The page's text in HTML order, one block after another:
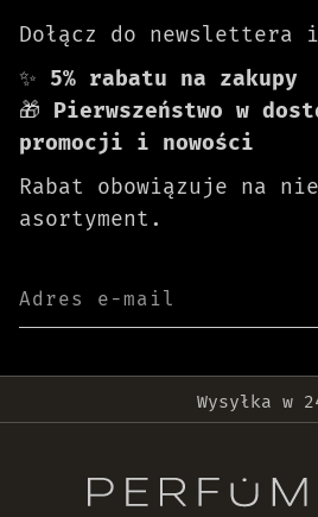
Dołącz do newslettera
✨ 5% rabatu na zakupy
🎁 Pierwszeństwo w
promocji i nowości
Rabat obowiązuje na
asortyment.
Adres e-mail
Wysyłka w
30 dni na zwrot